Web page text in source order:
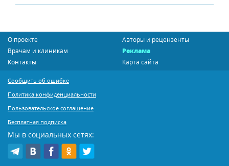
О проекте
Авторы и рецензенты
Врачам и клиникам
Реклама
Контакты
Карта сайта
Сообщить об ошибке
Политика конфиденциальности
Пользовательское соглашение
Бесплатная подписка
Мы в социальных сетях: